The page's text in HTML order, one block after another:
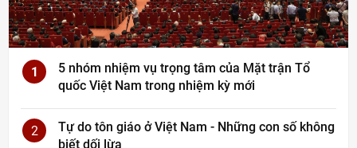
1
5 nhóm nhiệm vụ trọng tâm của Mặt trận Tổ
quốc Việt Nam trong nhiệm kỳ mới
2
Tự do tôn giáo ở Việt Nam - Những con số không
biết dối lừa